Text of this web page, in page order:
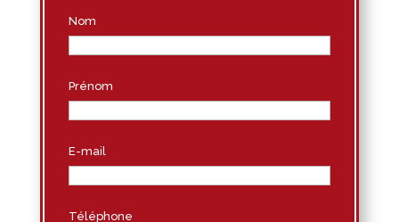
Nom
Prénom
E-mail
Téléphone